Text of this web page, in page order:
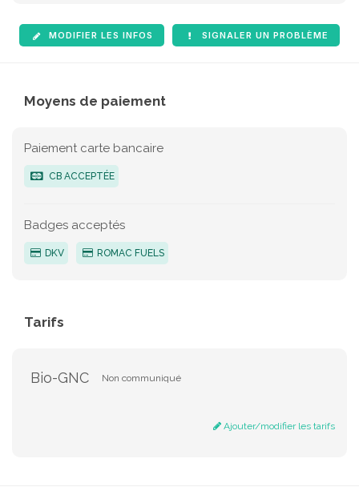
MODIFIER LES INFOS SIGNALER UN PROBLÈME
Moyens de paiement
Paiement carte bancaire
CB ACCEPTÉE
Badges acceptés
DKV ROMAC FUELS
Tarifs
Bio-GNC Non communiqué
Ajouter/modifier les tarifs